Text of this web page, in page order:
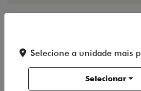
na nossa loja.
Selecione a unidade mais
Selecionar